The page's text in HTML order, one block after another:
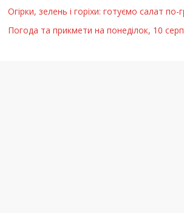
Огірки, зелень і горіхи: готуємо салат по-
Погода та прикмети на понеділок, 10